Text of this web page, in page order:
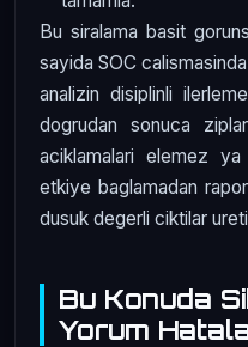
Bu siralama basit
sayida SOC
analizin disiplinli
dogrudan sonuca
aciklamalari elemez
etkiye baglamadan
dusuk degerli ciktilar
Bu Konuda
Yorum